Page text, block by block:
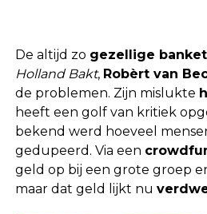
De altijd zo gezellige
Holland Bakt, Robèrt van
de problemen. Zijn mislukte
heeft een golf van kritiek
bekend werd hoeveel
gedupeerd. Via een
geld op bij een grote groep
maar dat geld lijkt nu